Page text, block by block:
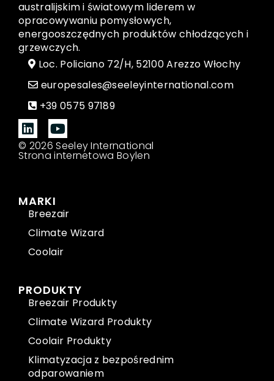
australijskim i światowym liderem w
opracowywaniu pomysłowych,
energooszczędnych produktów chłodzących i
grzewczych.
Loc. Policiano 72/H, 52100 Arezzo Włochy
europesales@seeleyinternational.com
+39 0575 97189
© 2026 Seeley International
Strona internetowa Boylen
MARKI
Breezair
Climate Wizard
Coolair
PRODUKTY
Breezair Produkty
Climate Wizard Produkty
Coolair Produkty
Klimatyzacja z bezpośrednim
odparowaniem